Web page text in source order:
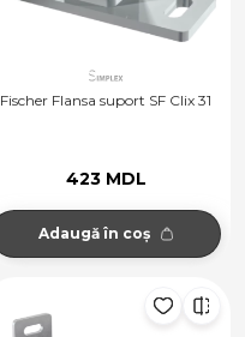
Fischer Flansa suport SF Clix 31
423 MDL
Adaugă în coș